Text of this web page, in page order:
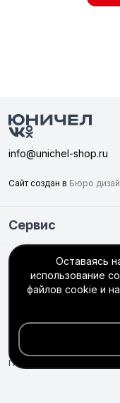
info@unichel-shop.ru
Сайт создан в Бюро
Сервис
Покупателю
+7 (351) 749-
сб–вс: выходной
ООО «Галардо»
1115256012190
Политика
Оставаясь
использование
файлов cookie и